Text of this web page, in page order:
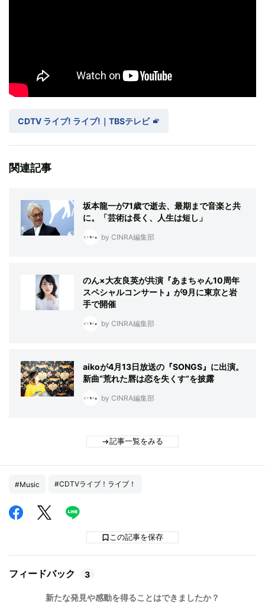
CDTV ライブ! ライブ!｜TBSテレビ
関連記事
坂本龍一が71歳で逝去、最期まで音楽と共
に。「芸術は長く、人生は短し」
by CINRA編集部
のん×大友良英が共演『あまちゃん10周年
スペシャルコンサート』が9月に東京と岩
手で開催
by CINRA編集部
aikoが4月13日放送の『SONGS』に出演。
新曲“荒れた唇は恋を失くす”を披露
by CINRA編集部
記事一覧をみる
#Music #CDTVライブ！ライブ！
この記事を保存
フィードバック 3
新たな発見や感動を得ることはできましたか？